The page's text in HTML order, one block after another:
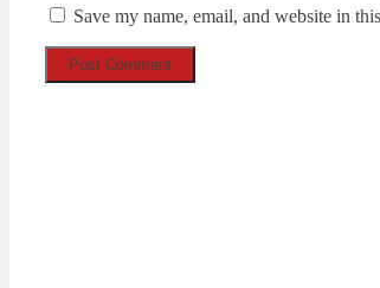
Save my name, email, and website in